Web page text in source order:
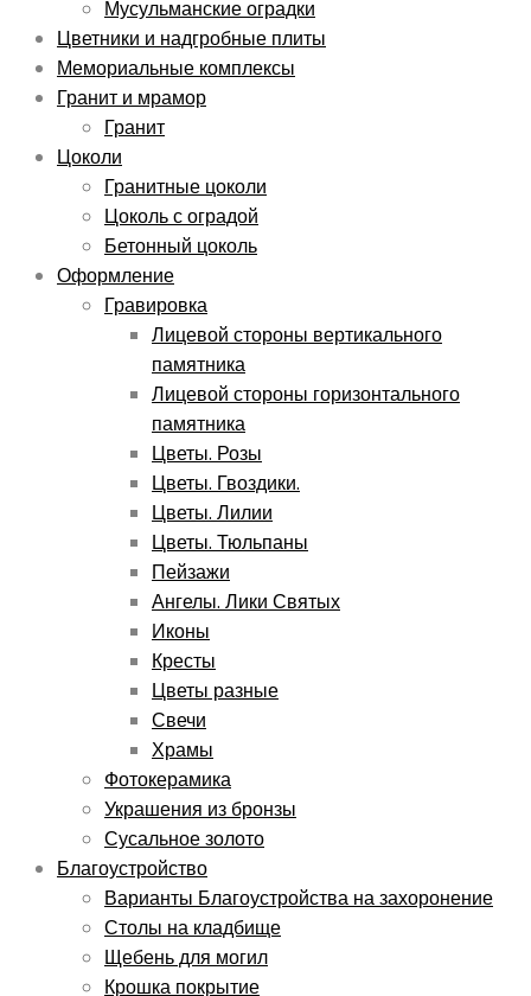
Мусульманские оградки
Цветники и надгробные плиты
Мемориальные комплексы
Гранит и мрамор
Гранит
Цоколи
Гранитные цоколи
Цоколь с оградой
Бетонный цоколь
Оформление
Гравировка
Лицевой стороны вертикального
памятника
Лицевой стороны горизонтального
памятника
Цветы. Розы
Цветы. Гвоздики.
Цветы. Лилии
Цветы. Тюльпаны
Пейзажи
Ангелы. Лики Святых
Иконы
Кресты
Цветы разные
Свечи
Храмы
Фотокерамика
Украшения из бронзы
Сусальное золото
Благоустройство
Варианты Благоустройства на захоронение
Столы на кладбище
Щебень для могил
Крошка покрытие